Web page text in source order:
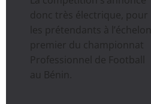
donc très électrique, pour
les prétendants à l’échelon
premier du championnat
Professionnel de Football
au Bénin.